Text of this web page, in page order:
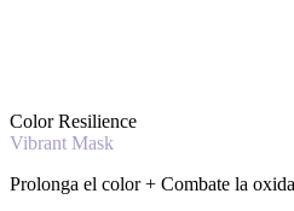
Color Resilience
Vibrant Mask
Prolonga el color + Combate la